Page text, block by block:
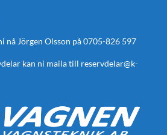
nå Jörgen Olsson på0705-826 597
kan ni maila till reservdelar@k-